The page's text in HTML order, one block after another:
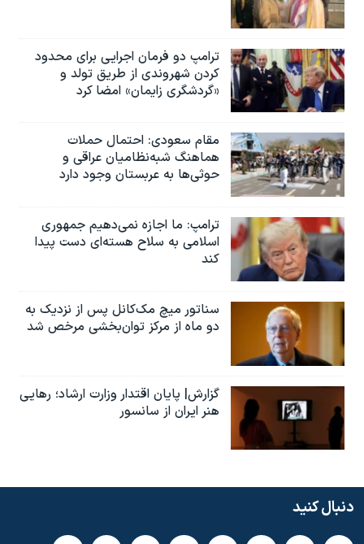
ترامپ دو فرمان اجرایی برای محدود
کردن شهروندی از طریق تولد و
«گردشگری زایمان» امضا کرد
مقام سعودی: احتمال حملات
هماهنگ شبه‌نظامیان عراقی و
حوثی‌ها به عربستان وجود دارد
ترامپ: ما اجازه نمی‌دهیم جمهوری
اسلامی به سلاح هسته‌ای دست پیدا
کند
سناتور میچ مک‌کانل پس از نزدیک به
دو ماه از مرکز توان‌بخشی مرخص شد
گزارش| پایان اقتدار وزارت ارشاد؛ رهایی
هنر ایران از سانسور
دنبال کنید